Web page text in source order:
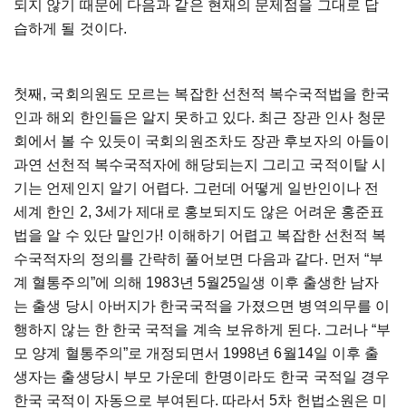
되지 않기 때문에 다음과 같은 현재의 문제점을 그대로 답
습하게 될 것이다.
첫째, 국회의원도 모르는 복잡한 선천적 복수국적법을 한국
인과 해외 한인들은 알지 못하고 있다. 최근 장관 인사 청문
회에서 볼 수 있듯이 국회의원조차도 장관 후보자의 아들이
과연 선천적 복수국적자에 해당되는지 그리고 국적이탈 시
기는 언제인지 알기 어렵다. 그런데 어떻게 일반인이나 전
세계 한인 2, 3세가 제대로 홍보되지도 않은 어려운 홍준표
법을 알 수 있단 말인가! 이해하기 어렵고 복잡한 선천적 복
수국적자의 정의를 간략히 풀어보면 다음과 같다. 먼저 “부
계 혈통주의”에 의해 1983년 5월25일생 이후 출생한 남자
는 출생 당시 아버지가 한국국적을 가졌으면 병역의무를 이
행하지 않는 한 한국 국적을 계속 보유하게 된다. 그러나 “부
모 양계 혈통주의”로 개정되면서 1998년 6월14일 이후 출
생자는 출생당시 부모 가운데 한명이라도 한국 국적일 경우
한국 국적이 자동으로 부여된다. 따라서 5차 헌법소원은 미